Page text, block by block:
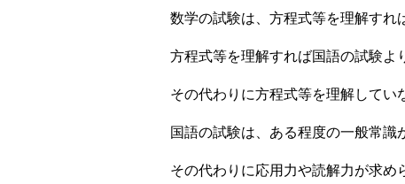
数学の試験は、方程式等を理解すれ
方程式等を理解すれば国語の試験よ
その代わりに方程式等を理解してい
国語の試験は、ある程度の一般常識
その代わりに応用力や読解力が求め